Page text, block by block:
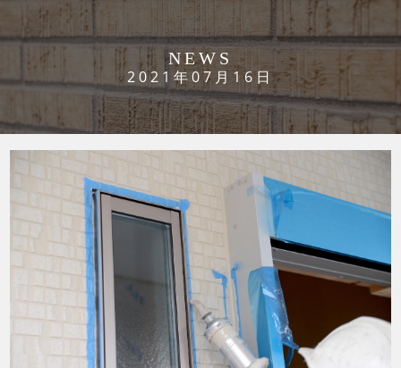
NEWS
2021年07月16日